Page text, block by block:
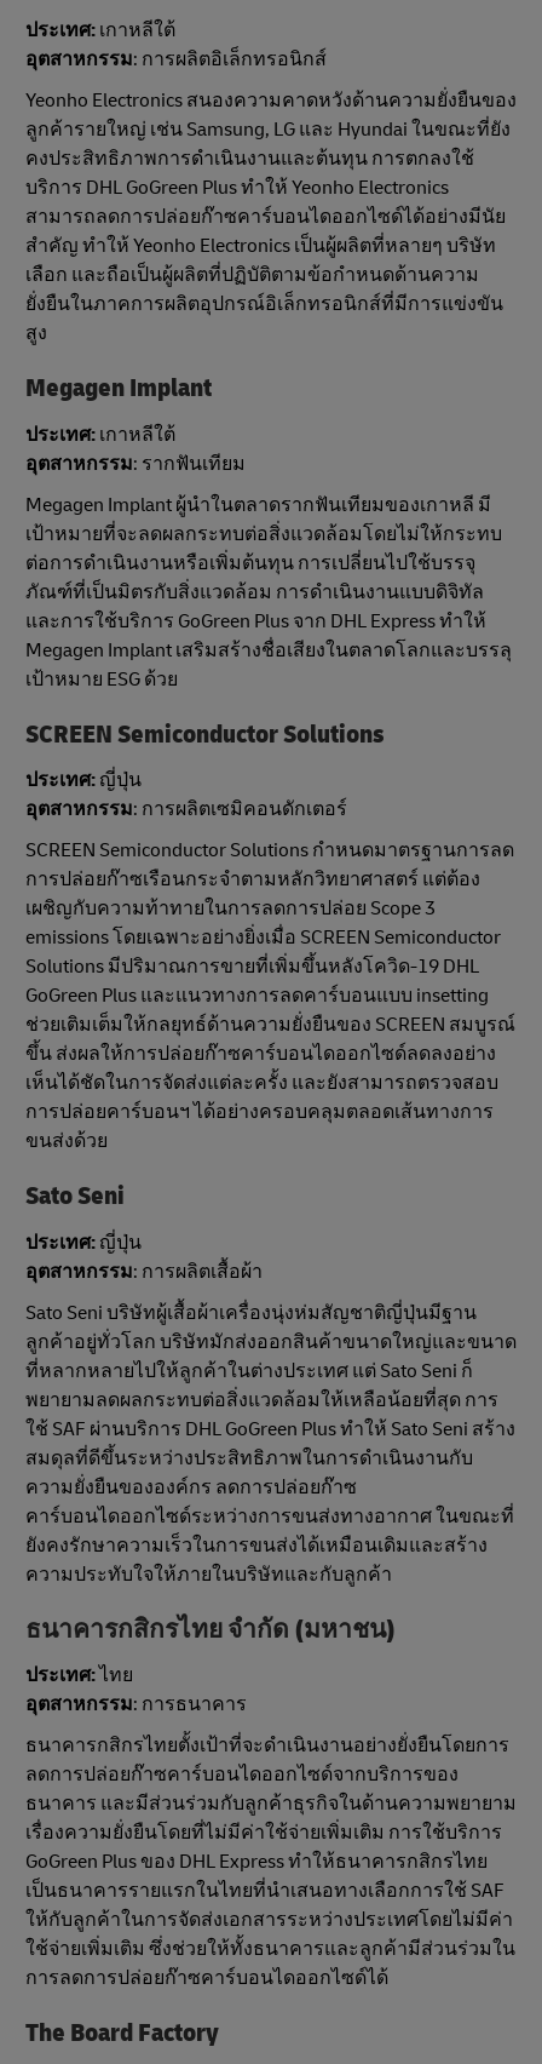
ประเทศ: เกาหลีใต้
อุตสาหกรรม: การผลิตอิเล็กทรอนิกส์
Yeonho Electronics สนองความคาดหวังด้านความยั่งยืนของ
ลูกค้ารายใหญ่ เช่น Samsung, LG และ Hyundai ในขณะที่ยัง
คงประสิทธิภาพการดําเนินงานและต้นทุน การตกลงใช้
บริการ DHL GoGreen Plus ทําให้ Yeonho Electronics
สามารถลดการปล่อยก๊าซคาร์บอนไดออกไซด์ได้อย่างมีนัย
สําคัญ ทําให้ Yeonho Electronics เป็นผู้ผลิตที่หลายๆ บริษัท
เลือก และถือเป็นผู้ผลิตที่ปฏิบัติตามข้อกําหนดด้านความ
ยั่งยืนในภาคการผลิตอุปกรณ์อิเล็กทรอนิกส์ที่มีการแข่งขัน
สูง
Megagen Implant
ประเทศ: เกาหลีใต้
อุตสาหกรรม: รากฟันเทียม
Megagen Implant ผู้นําในตลาดรากฟันเทียมของเกาหลี มี
เป้าหมายที่จะลดผลกระทบต่อสิ่งแวดล้อมโดยไม่ให้กระทบ
ต่อการดําเนินงานหรือเพิ่มต้นทุน การเปลี่ยนไปใช้บรรจุ
ภัณฑ์ที่เป็นมิตรกับสิ่งแวดล้อม การดําเนินงานแบบดิจิทัล
และการใช้บริการ GoGreen Plus จาก DHL Express ทําให้
Megagen Implant เสริมสร้างชื่อเสียงในตลาดโลกและบรรลุ
เป้าหมาย ESG ด้วย
SCREEN Semiconductor Solutions
ประเทศ: ญี่ปุ่น
อุตสาหกรรม: การผลิตเซมิคอนดักเตอร์
SCREEN Semiconductor Solutions กําหนดมาตรฐานการลด
การปล่อยก๊าซเรือนกระจำตามหลักวิทยาศาสตร์ แต่ต้อง
เผชิญกับความท้าทายในการลดการปล่อย Scope 3
emissions โดยเฉพาะอย่างยิ่งเมื่อ SCREEN Semiconductor
Solutions มีปริมาณการขายที่เพิ่มขึ้นหลังโควิด-19 DHL
GoGreen Plus และแนวทางการลดคาร์บอนแบบ insetting
ช่วยเติมเต็มให้กลยุทธ์ด้านความยั่งยืนของ SCREEN สมบูรณ์
ขึ้น ส่งผลให้การปล่อยก๊าซคาร์บอนไดออกไซด์ลดลงอย่าง
เห็นได้ชัดในการจัดส่งแต่ละครั้ง และยังสามารถตรวจสอบ
การปล่อยคาร์บอนฯ ได้อย่างครอบคลุมตลอดเส้นทางการ
ขนส่งด้วย
Sato Seni
ประเทศ: ญี่ปุ่น
อุตสาหกรรม: การผลิตเสื้อผ้า
Sato Seni บริษัทผู้เสื้อผ้าเครื่องนุ่งห่มสัญชาติญี่ปุ่นมีฐาน
ลูกค้าอยู่ทั่วโลก บริษัทมักส่งออกสินค้าขนาดใหญ่และขนาด
ที่หลากหลายไปให้ลูกค้าในต่างประเทศ แต่ Sato Seni ก็
พยายามลดผลกระทบต่อสิ่งแวดล้อมให้เหลือน้อยที่สุด การ
ใช้ SAF ผ่านบริการ DHL GoGreen Plus ทําให้ Sato Seni สร้าง
สมดุลที่ดีขึ้นระหว่างประสิทธิภาพในการดำเนินงานกับ
ความยั่งยืนขององค์กร ลดการปล่อยก๊าซ
คาร์บอนไดออกไซด์ระหว่างการขนส่งทางอากาศ ในขณะที่
ยังคงรักษาความเร็วในการขนส่งได้เหมือนเดิมและสร้าง
ความประทับใจให้ภายในบริษัทและกับลูกค้า
ธนาคารกสิกรไทย จํากัด (มหาชน)
ประเทศ:ไทย
อุตสาหกรรม: การธนาคาร
ธนาคารกสิกรไทยตั้งเป้าที่จะดําเนินงานอย่างยั่งยืนโดยการ
ลดการปล่อยก๊าซคาร์บอนไดออกไซด์จากบริการของ
ธนาคาร และมีส่วนร่วมกับลูกค้าธุรกิจในด้านความพยายาม
เรื่องความยั่งยืนโดยที่ไม่มีค่าใช้จ่ายเพิ่มเติม การใช้บริการ
GoGreen Plus ของ DHL Express ทําให้ธนาคารกสิกรไทย
เป็นธนาคารรายแรกในไทยที่นำเสนอทางเลือกการใช้ SAF
ให้กับลูกค้าในการจัดส่งเอกสารระหว่างประเทศโดยไม่มีค่า
ใช้จ่ายเพิ่มเติม ซึ่งช่วยให้ทั้งธนาคารและลูกค้ามีส่วนร่วมใน
การลดการปล่อยก๊าซคาร์บอนไดออกไซด์ได้
The Board Factory